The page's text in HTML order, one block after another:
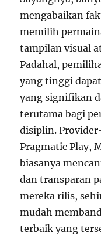
mengabaikan
memilih
tampilan visual
Padahal,
yang tinggi
yang signifikan
terutama bagi
disiplin.
Pragmatic Play,
biasanya
dan transparan
mereka rilis,
mudah
terbaik yang